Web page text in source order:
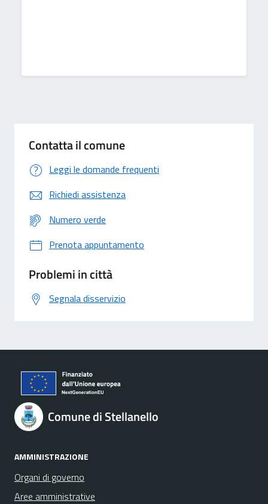
Contatta il comune
Leggi le domande frequenti
Richiedi assistenza
Numero verde
Prenota appuntamento
Problemi in città
Segnala disservizio
Comune di Stellanello
AMMINISTRAZIONE
Organi di governo
Aree amministrative